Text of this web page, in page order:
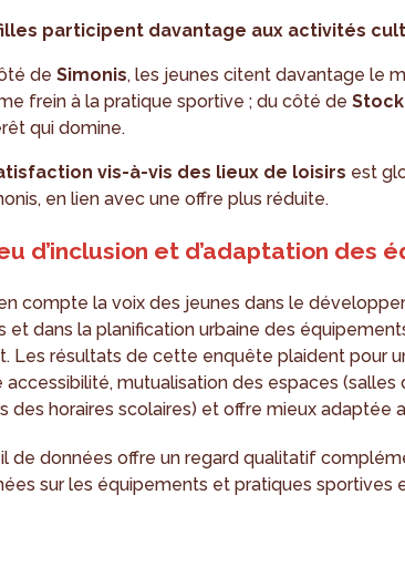
participent davantage aux activités
deSimonis, les jeunes citent davantage le
frein à la pratique sportive ; du côté de
qui domine.
vis-à-vis des lieux de loisirs est
en lien avec une offre plus réduite.
d’inclusion et d’adaptation des
compte la voix des jeunes dans le
et dans la planification urbaine des
Les résultats de cette enquête plaident pour
accessibilité, mutualisation des espaces (salles
des horaires scolaires) et offre mieux adaptée
de données offre un regard qualitatif
sur les équipements et pratiques sportives